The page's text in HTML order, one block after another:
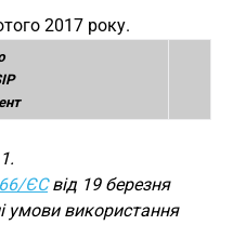
2017 року.
ЄСвід 19 березня
умови використання